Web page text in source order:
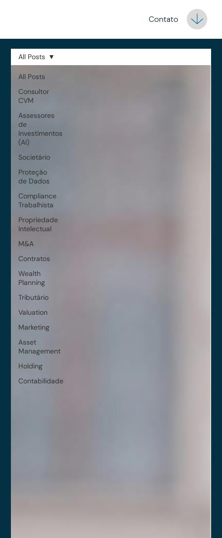
Contato
All Posts
Consultor
CVM
Assessores
de
Investimentos
(AI)
Societário
Proteção
de Dados
Compliance
Trabalhista
Propriedade
Intelectual
M&A
Contratos
Wealth
Planning
Tributário
Valuation
Marketing
Asset
Management
Holding
Contabilidade
All Posts